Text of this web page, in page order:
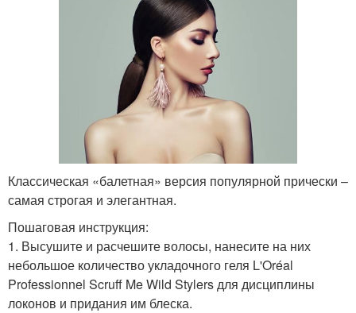
Классическая «балетная» версия популярной прически –
самая строгая и элегантная.
Пошаговая инструкция:
1. Высушите и расчешите волосы, нанесите на них
небольшое количество укладочного геля L'Oréal
Professionnel Scruff Me Wild Stylers для дисциплины
локонов и придания им блеска.